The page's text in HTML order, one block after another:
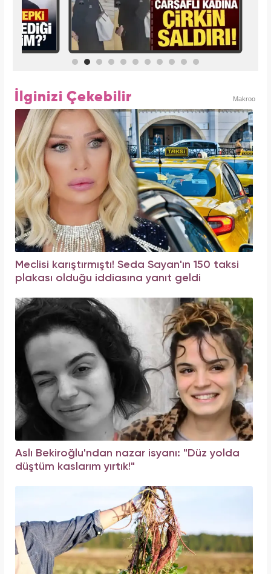
İlginizi Çekebilir Makroo
Meclisi karıştırmıştı! Seda Sayan'ın 150 taksi
plakası olduğu iddiasına yanıt geldi
Aslı Bekiroğlu'ndan nazar isyanı: "Düz yolda
düştüm kaslarım yırtık!"